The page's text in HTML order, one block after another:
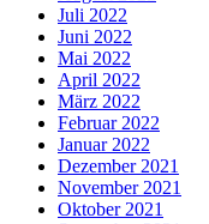
Juli 2022
Juni 2022
Mai 2022
April 2022
März 2022
Februar 2022
Januar 2022
Dezember 2021
November 2021
Oktober 2021